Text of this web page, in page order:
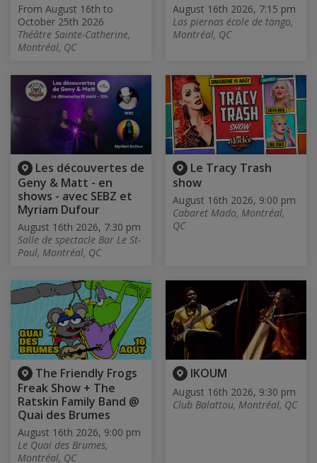
From August 16th to
October 25th 2026
Théâtre Sainte-Catherine,
Montréal, QC
August 16th 2026, 7:15 pm
Las piernas école de tango,
Montréal, QC
Les découvertes de
Geny & Matt - en
shows - avec SEBZ et
Myriam Dufour
August 16th 2026, 7:30 pm
Salle de spectacle Bar Le St-
Paul, Montréal, QC
Le Tracy Trash
show
August 16th 2026, 9:00 pm
Cabaret Mado, Montréal,
QC
The Friendly Frogs
Freak Show + The
Ratskin Family Band @
Quai des Brumes
August 16th 2026, 9:00 pm
Le Quai des Brumes,
Montréal, QC
IKOUM
August 16th 2026, 9:30 pm
Club Balattou, Montréal, QC